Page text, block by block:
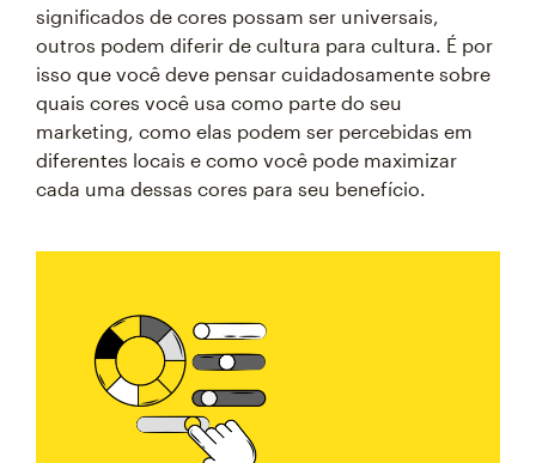
significados de cores possam ser universais,
outros podem diferir de cultura para cultura. É por
isso que você deve pensar cuidadosamente sobre
quais cores você usa como parte do seu
marketing, como elas podem ser percebidas em
diferentes locais e como você pode maximizar
cada uma dessas cores para seu benefício.